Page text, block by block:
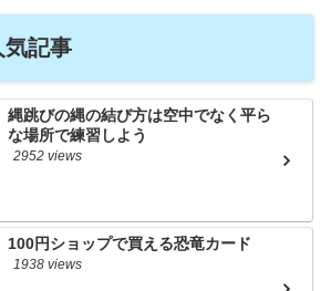
記事
縄跳びの縄の結び方は空中でなく平ら
な場所で練習しよう
2952 views
100円ショップで買える恐竜カード
1938 views